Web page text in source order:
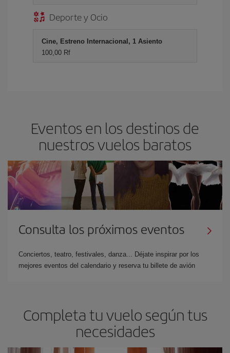
Deporte y Ocio
Cine, Estreno Internacional, 1 Asiento
100,00 Rf
Eventos en los destinos de
nuestros vuelos baratos
Consulta los próximos eventos
Conciertos, teatro, festivales, danza... Déjate inspirar por los
mejores eventos del calendario y reserva tu billete de avión
Completa tu vuelo según tus
necesidades